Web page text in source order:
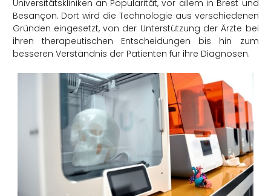
Universitätskliniken an Popularität, vor allem in Brest und
Besançon. Dort wird die Technologie aus verschiedenen
Gründen eingesetzt, von der Unterstützung der Ärzte bei
ihren therapeutischen Entscheidungen bis hin zum
besseren Verständnis der Patienten für ihre Diagnosen.